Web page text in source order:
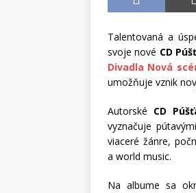
Talentovaná a
svoje nové CD
Divadla Nová
umožňuje vznik
Autorské CD
vyznačuje
viaceré žánre,
a world music.
Na albume sa